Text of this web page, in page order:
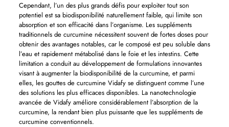
Cependant, l’un des plus grands défis pour exploiter tout son
potentiel est sa biodisponibilité naturellement faible, qui limite son
absorption et son efficacité dans l’organisme. Les suppléments
traditionnels de curcumine nécessitent souvent de fortes doses pour
obtenir des avantages notables, car le composé est peu soluble dans
l’eau et rapidement métabolisé dans le foie et les intestins. Cette
limitation a conduit au développement de formulations innovantes
visant à augmenter la biodisponibilité de la curcumine, et parmi
elles, les gouttes de curcumine Vidafy se distinguent comme l’une
des solutions les plus efficaces disponibles. La nanotechnologie
avancée de Vidafy améliore considérablement l’absorption de la
curcumine, la rendant bien plus puissante que les suppléments de
curcumine conventionnels.